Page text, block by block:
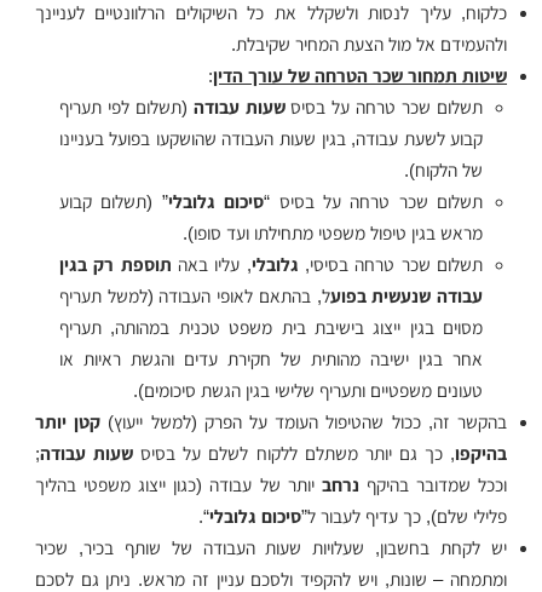
כלקוח, עליך לנסות ולשקלל את כל השיקולים הרלוונטיים לעניינך
ולהעמידם אל מול הצעת המחיר שקיבלת.
שיטות תמחור שכר הטרחה של עורך הדין:
תשלום שכר טרחה על בסיסשעות עבודה (תשלום לפי תעריף
קבוע לשעת עבודה, בגין שעות העבודה שהושקעו בפועל בעניינו
של הלקוח).
תשלום שכר טרחה על בסיס “סיכום גלובלי” (תשלום קבוע
מראש בגין טיפול משפטי מתחילתו ועד סופו).
תשלום שכר טרחה בסיסי, גלובלי, עליו באה תוספת רק בגין
עבודה שנעשית בפועל, בהתאם לאופי העבודה (למשל תעריף
מסוים בגין ייצוג בישיבת בית משפט טכנית במהותה, תעריף
אחר בגין ישיבה מהותית של חקירת עדים והגשת ראיות או
טעונים משפטיים ותעריף שלישי בגין הגשת סיכומים).
בהקשר זה, ככול שהטיפול העומד על הפרק (למשל ייעוץ) קטן יותר
בהיקפו, כך גם יותר משתלם ללקוח לשלם על בסיס שעות עבודה;
וככל שמדובר בהיקף נרחב יותר של עבודה (כגון ייצוג משפטי בהליך
פלילי שלם), כך עדיף לעבור ל”סיכום גלובלי“.
יש לקחת בחשבון, שעלויות שעות העבודה של שותף בכיר, שכיר
ומתמחה – שונות, ויש להקפיד ולסכם עניין זה מראש. ניתן גם לסכם